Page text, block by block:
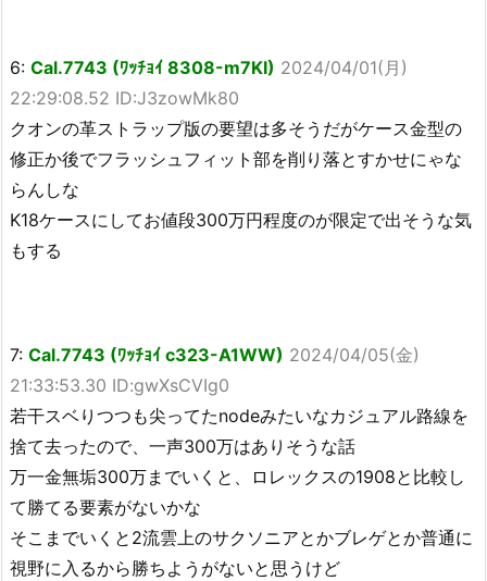
6: Cal.7743 (ﾜｯﾁｮｲ 8308-m7KI) 2024/04/01(月)
22:29:08.52 ID:J3zowMk80
クオンの革ストラップ版の要望は多そうだがケース金型の
修正か後でフラッシュフィット部を削り落とすかせにゃな
らんしな
K18ケースにしてお値段300万円程度のが限定で出そうな気
もする
7: Cal.7743 (ﾜｯﾁｮｲ c323-A1WW) 2024/04/05(金)
21:33:53.30 ID:gwXsCVIg0
若干スベりつつも尖ってたnodeみたいなカジュアル路線を
捨て去ったので、一声300万はありそうな話
万一金無垢300万までいくと、ロレックスの1908と比較し
て勝てる要素がないかな
そこまでいくと2流雲上のサクソニアとかブレゲとか普通に
視野に入るから勝ちようがないと思うけど